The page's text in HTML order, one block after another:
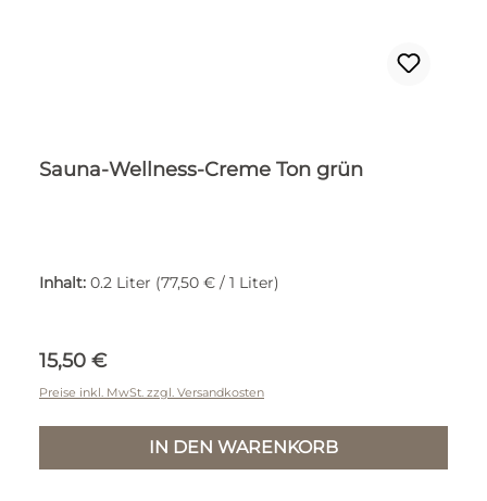
Sauna-Wellness-Creme Ton grün
Inhalt: 0.2 Liter (77,50 € / 1 Liter)
Regulärer Preis:
15,50 €
Preise inkl. MwSt. zzgl. Versandkosten
IN DEN WARENKORB